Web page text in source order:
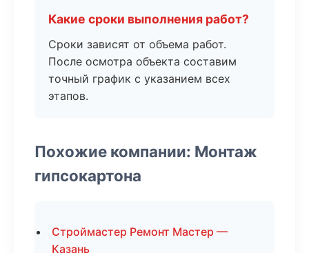
Какие сроки выполнения работ?
Сроки зависят от объема работ.
После осмотра объекта составим
точный график с указанием всех
этапов.
Похожие компании: Монтаж
гипсокартона
Строймастер Ремонт Мастер —
Казань